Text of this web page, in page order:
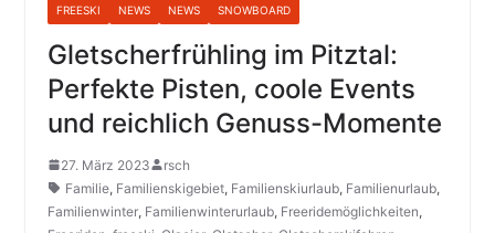
FREESKI NEWS NEWS SNOWBOARD
Gletscherfrühling im Pitztal:
Perfekte Pisten, coole Events
und reichlich Genuss-Momente
27. März 2023
rsch
Familie, Familienskigebiet, Familienskiurlaub, Familienurlaub,
Familienwinter, Familienwinterurlaub, Freeridemöglichkeiten,